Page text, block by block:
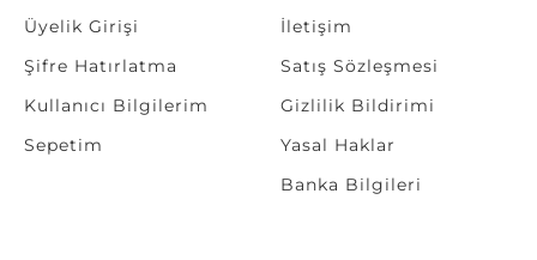
Üyelik Girişi
Şifre Hatırlatma
Kullanıcı Bilgilerim
Sepetim
İletişim
Satış Sözleşmesi
Gizlilik Bildirimi
Yasal Haklar
Banka Bilgileri